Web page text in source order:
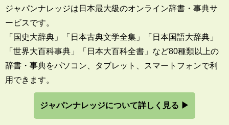
ジャパンナレッジは日本最大級のオンライン辞書・事典サ
ービスです。
「国史大辞典」「日本古典文学全集」「日本国語大辞典」
「世界大百科事典」「日本大百科全書」など80種類以上の
辞書・事典をパソコン、タブレット、スマートフォンで利
用できます。
ジャパンナレッジについて詳しく見る ▶